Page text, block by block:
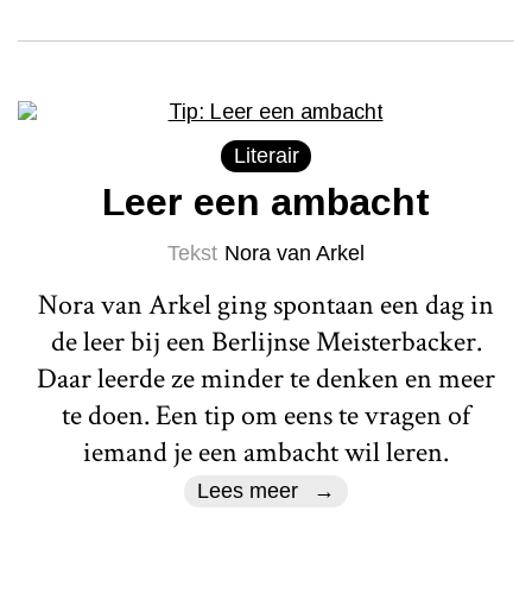
Literair
Leer een ambacht
Tekst Nora van Arkel
Nora van Arkel ging spontaan een dag in
de leer bij een Berlijnse Meisterbacker.
Daar leerde ze minder te denken en meer
te doen. Een tip om eens te vragen of
iemand je een ambacht wil leren.
Lees meer